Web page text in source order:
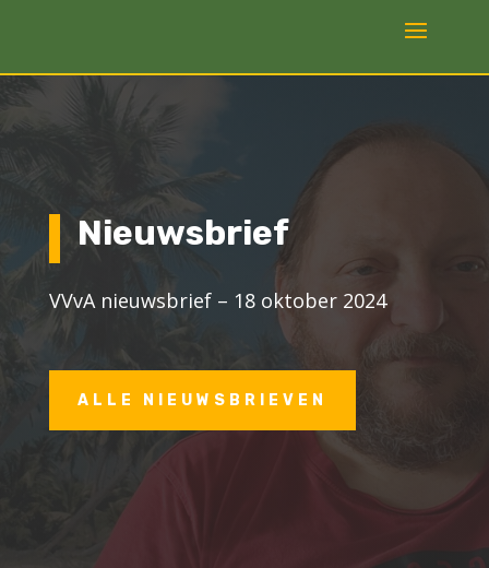
Nieuwsbrief
VVvA nieuwsbrief – 18 oktober 2024
ALLE NIEUWSBRIEVEN